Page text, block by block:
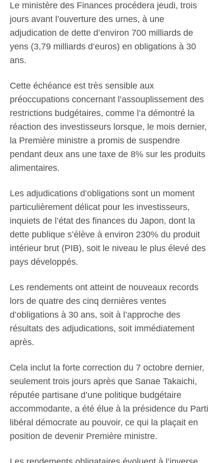
Le ministère des Finances procédera jeudi, trois
jours avant l’ouverture des urnes, à une
adjudication de dette d’environ 700 milliards de
yens (3,79 milliards d’euros) en obligations à 30
ans.
Cette échéance est très sensible aux
préoccupations concernant l’assouplissement des
restrictions budgétaires, comme l’a démontré la
réaction des investisseurs lorsque, le mois dernier,
la Première ministre a promis de suspendre
pendant deux ans une taxe de 8% sur les produits
alimentaires.
Les adjudications d’obligations sont un moment
particulièrement délicat pour les investisseurs,
inquiets de l’état des finances du Japon, dont la
dette publique s’élève à environ 230% du produit
intérieur brut (PIB), soit le niveau le plus élevé des
pays développés.
Les rendements ont atteint de nouveaux records
lors de quatre des cinq dernières ventes
d’obligations à 30 ans, soit à l’approche des
résultats des adjudications, soit immédiatement
après.
Cela inclut la forte correction du 7 octobre dernier,
seulement trois jours après que Sanae Takaichi,
réputée partisane d’une politique budgétaire
accommodante, a été élue à la présidence du Parti
libéral démocrate au pouvoir, ce qui la plaçait en
position de devenir Première ministre.